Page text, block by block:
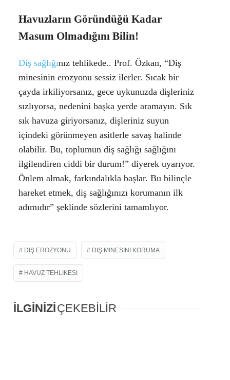
Havuzların Göründüğü Kadar
Masum Olmadığını Bilin!
Diş sağlığınız tehlikede.. Prof. Özkan, “Diş
minesinin erozyonu sessiz ilerler. Sıcak bir
çayda irkiliyorsanız, gece uykunuzda dişleriniz
sızlıyorsa, nedenini başka yerde aramayın. Sık
sık havuza giriyorsanız, dişleriniz suyun
içindeki görünmeyen asitlerle savaş halinde
olabilir. Bu, toplumun diş sağlığı sağlığını
ilgilendiren ciddi bir durum!” diyerek uyarıyor.
Önlem almak, farkındalıkla başlar. Bu bilinçle
hareket etmek, diş sağlığınızı korumanın ilk
adımıdır” şeklinde sözlerini tamamlıyor.
DIŞ EROZYONU DIŞ MINESINI KORUMA
HAVUZ TEHLIKESI
İLGİNİZİÇEKEBİLİR